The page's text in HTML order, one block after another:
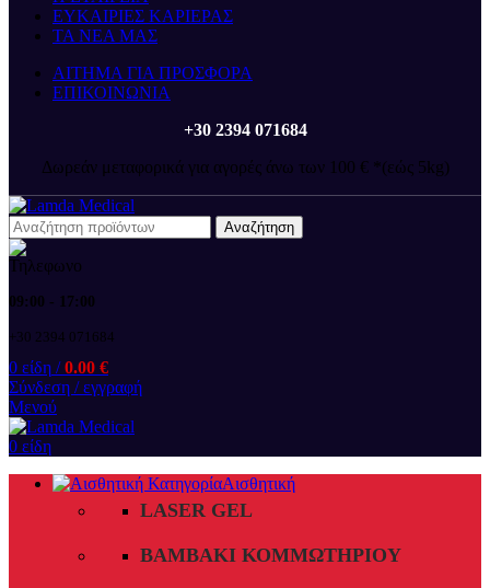
ΕΥΚΑΙΡΙΕΣ ΚΑΡΙΕΡΑΣ
ΤΑ ΝΕΑ ΜΑΣ
ΑΙΤΗΜΑ ΓΙΑ ΠΡΟΣΦΟΡΑ
ΕΠΙΚΟΙΝΩΝΙΑ
+30 2394 071684
Δωρεάν μεταφορικά για αγορές άνω των 100 € *(εώς 5kg)
Αναζήτηση
09:00 - 17:00
+30 2394 071684
0 είδη / 0.00 €
Σύνδεση / εγγραφή
Μενού
0 είδη
Αισθητική
LASER GEL
ΒΑΜΒΆΚΙ ΚΟΜΜΩΤΗΡΊΟΥ